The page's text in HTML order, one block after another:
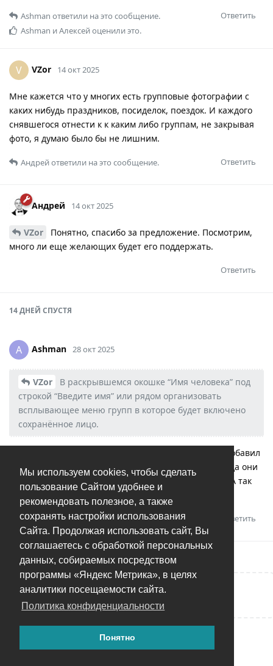
Мы используем cookies, чтобы сделать
пользование Сайтом удобнее и
рекомендовать полезное, а также
сохранять настройки использования
Сайта. Продолжая использовать сайт, Вы
соглашаетесь с обработкой персональных
данных, собираемых посредством
программы «Яндекс Метрика», в целях
аналитики посещаемости сайта.
Политика конфиденциальности
Понятно
Ответить
Ashman ответили на это сообщение.
Ashman иАлексейоценили это.
V VZor 14 окт 2025
Мне кажется что у многих есть групповые фотографии с
каких нибудь праздников, посиделок, поездок. И каждого
снявшегося отнести к к каким либо группам, не закрывая
фото, я думаю было бы не лишним.
Ответить
Андрейответили на это сообщение.
Андрей 14 окт 2025
VZor
Понятно, спасибо за предложение. Посмотрим,
много ли еще желающих будет его поддержать.
Ответить
14 ДНЕЙ СПУСТЯ
A Ashman 28 окт 2025
VZor
В раскрывшемся окошке “Имя человека” под
строкой “Введите имя” или рядом организовать
всплывающее меню групп в которое будет включено
сохранённое лицо.
Интересная идея. А то реально получается людей добавил
новых, а потом нужно идти в группу “Остальные” куда они
попали и разносить их по существующим группам. А так
сразу бы по группам и разложил с одной фотки.
Ответить
Написать ответ...